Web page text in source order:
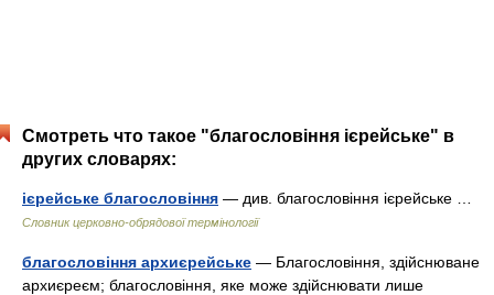
Смотреть что такое "благословіння ієрейське" в
других словарях:
ієрейське благословіння — див. благословіння ієрейське …
Словник церковно-обрядової термінології
благословіння архиєрейське — Благословіння, здійснюване
архиєреєм; благословіння, яке може здійснювати лише